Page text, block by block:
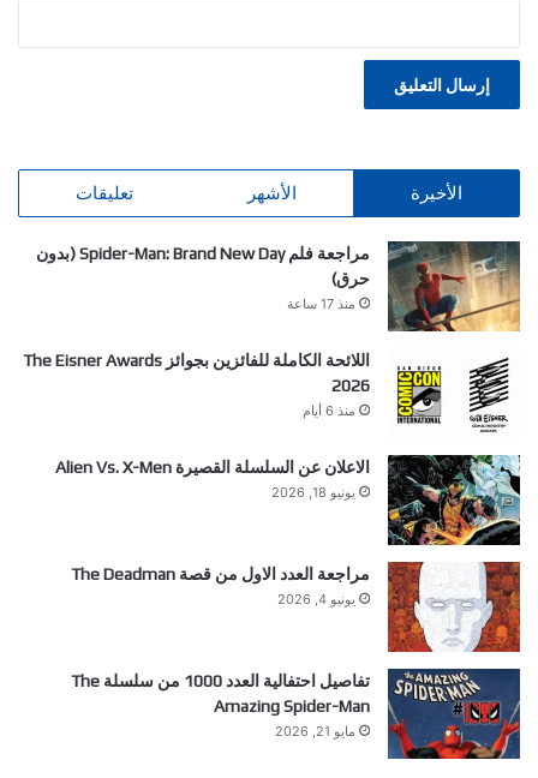
الأخيرة الأشهر تعليقات
مراجعة فلم Spider-Man: Brand New Day (بدون
حرق)
منذ 17 ساعة
اللائحة الكاملة للفائزين بجوائز The Eisner Awards
2026
منذ 6 أيام
الاعلان عن السلسلة القصيرة Alien Vs. X-Men
يونيو 18, 2026
مراجعة العدد الاول من قصة The Deadman
يونيو 4, 2026
تفاصيل احتفالية العدد 1000 من سلسلة The
Amazing Spider-Man
مايو 21, 2026